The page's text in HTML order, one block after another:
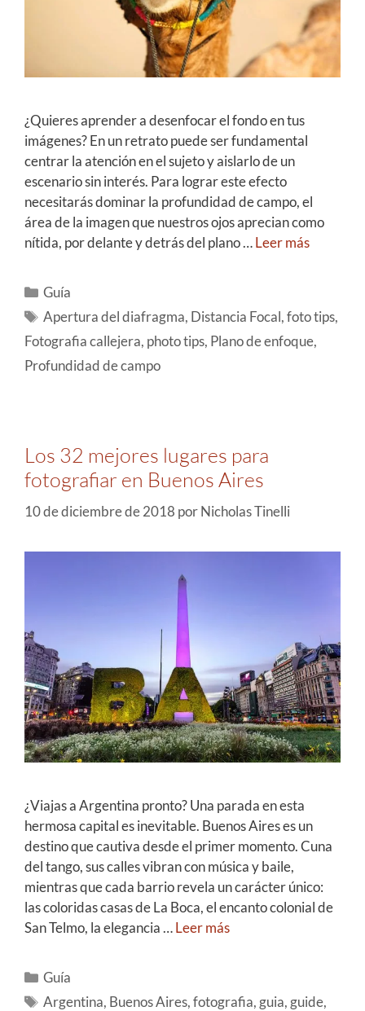
¿Quieres aprender a desenfocar el fondo en tus
imágenes? En un retrato puede ser fundamental
centrar la atención en el sujeto y aislarlo de un
escenario sin interés. Para lograr este efecto
necesitarás dominar la profundidad de campo, el
área de la imagen que nuestros ojos aprecian como
nítida, por delante y detrás del plano …Leer más
Guía
Apertura del diafragma, Distancia Focal,foto tips,
Fotografia callejera, photo tips, Plano de enfoque,
Profundidad de campo
Los 32 mejores lugares para
fotografiar en Buenos Aires
10 de diciembre de 2018 porNicholas Tinelli
¿Viajas a Argentina pronto? Una parada en esta
hermosa capital es inevitable. Buenos Aires es un
destino que cautiva desde el primer momento. Cuna
del tango, sus calles vibran con música y baile,
mientras que cada barrio revela un carácter único:
las coloridas casas de La Boca, el encanto colonial de
San Telmo, la elegancia …Leer más
Guía
Argentina, Buenos Aires,fotografia, guia, guide,